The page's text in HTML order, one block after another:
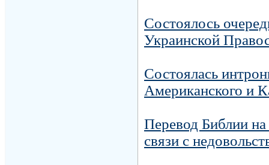
Состоялось
Украинской
Состоялась
Американского и
Перевод Библии на
связи с